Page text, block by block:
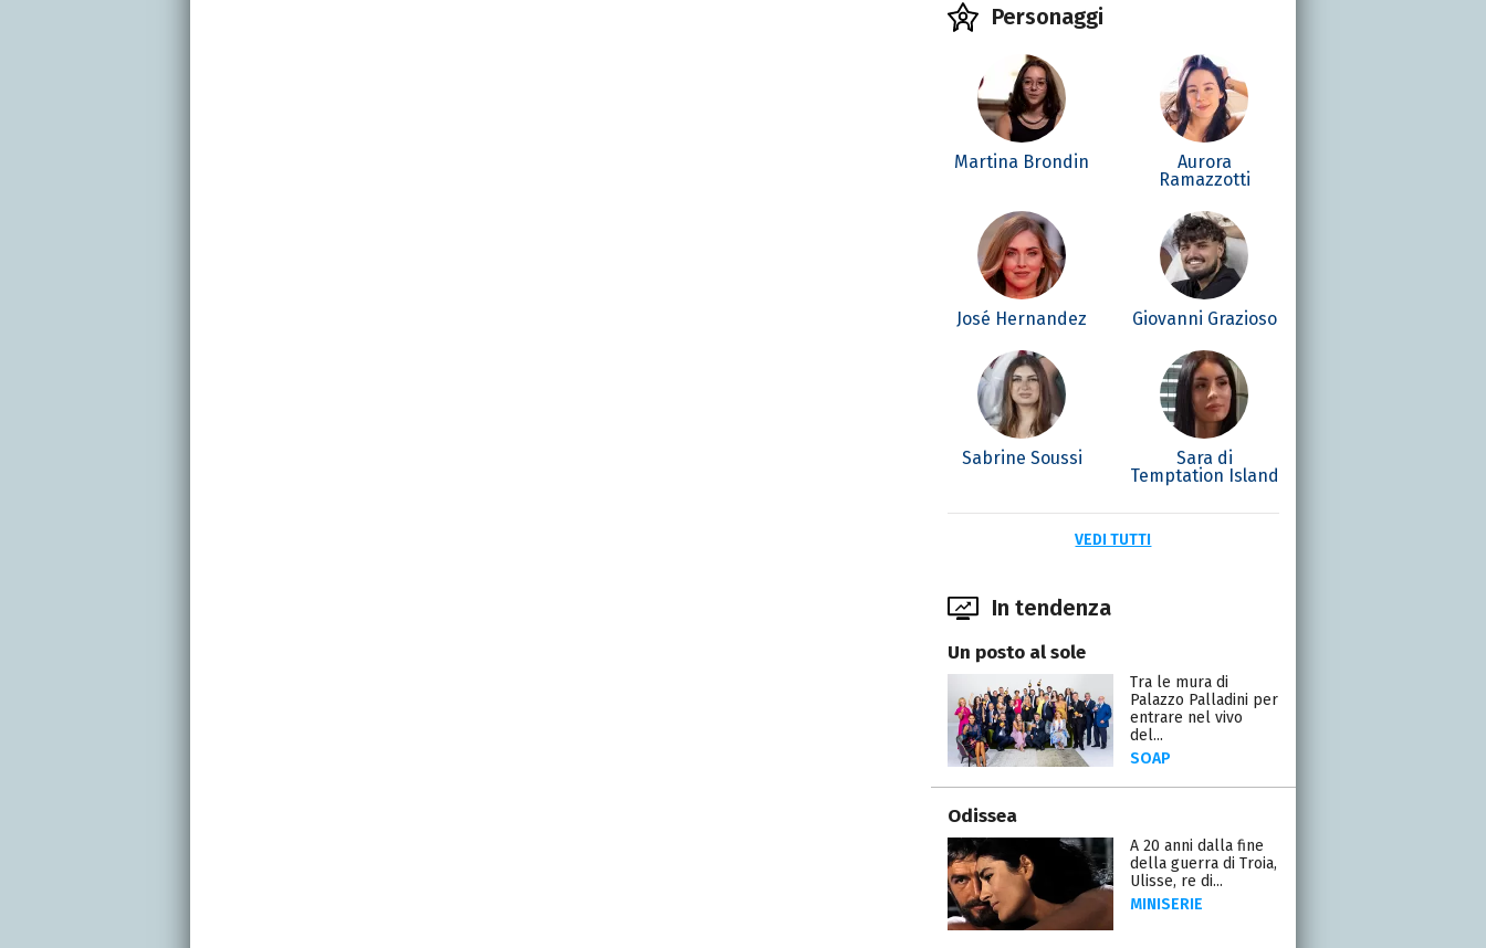
Personaggi
Martina Brondin
Aurora
Ramazzotti
José Hernandez Giovanni Grazioso
Sabrine Soussi
Sara di
Temptation Island
VEDI TUTTI
In tendenza
Un posto al sole
Tra le mura di
Palazzo Palladini per
entrare nel vivo
del...
SOAP
Odissea
A 20 anni dalla fine
della guerra di Troia,
Ulisse, re di...
MINISERIE